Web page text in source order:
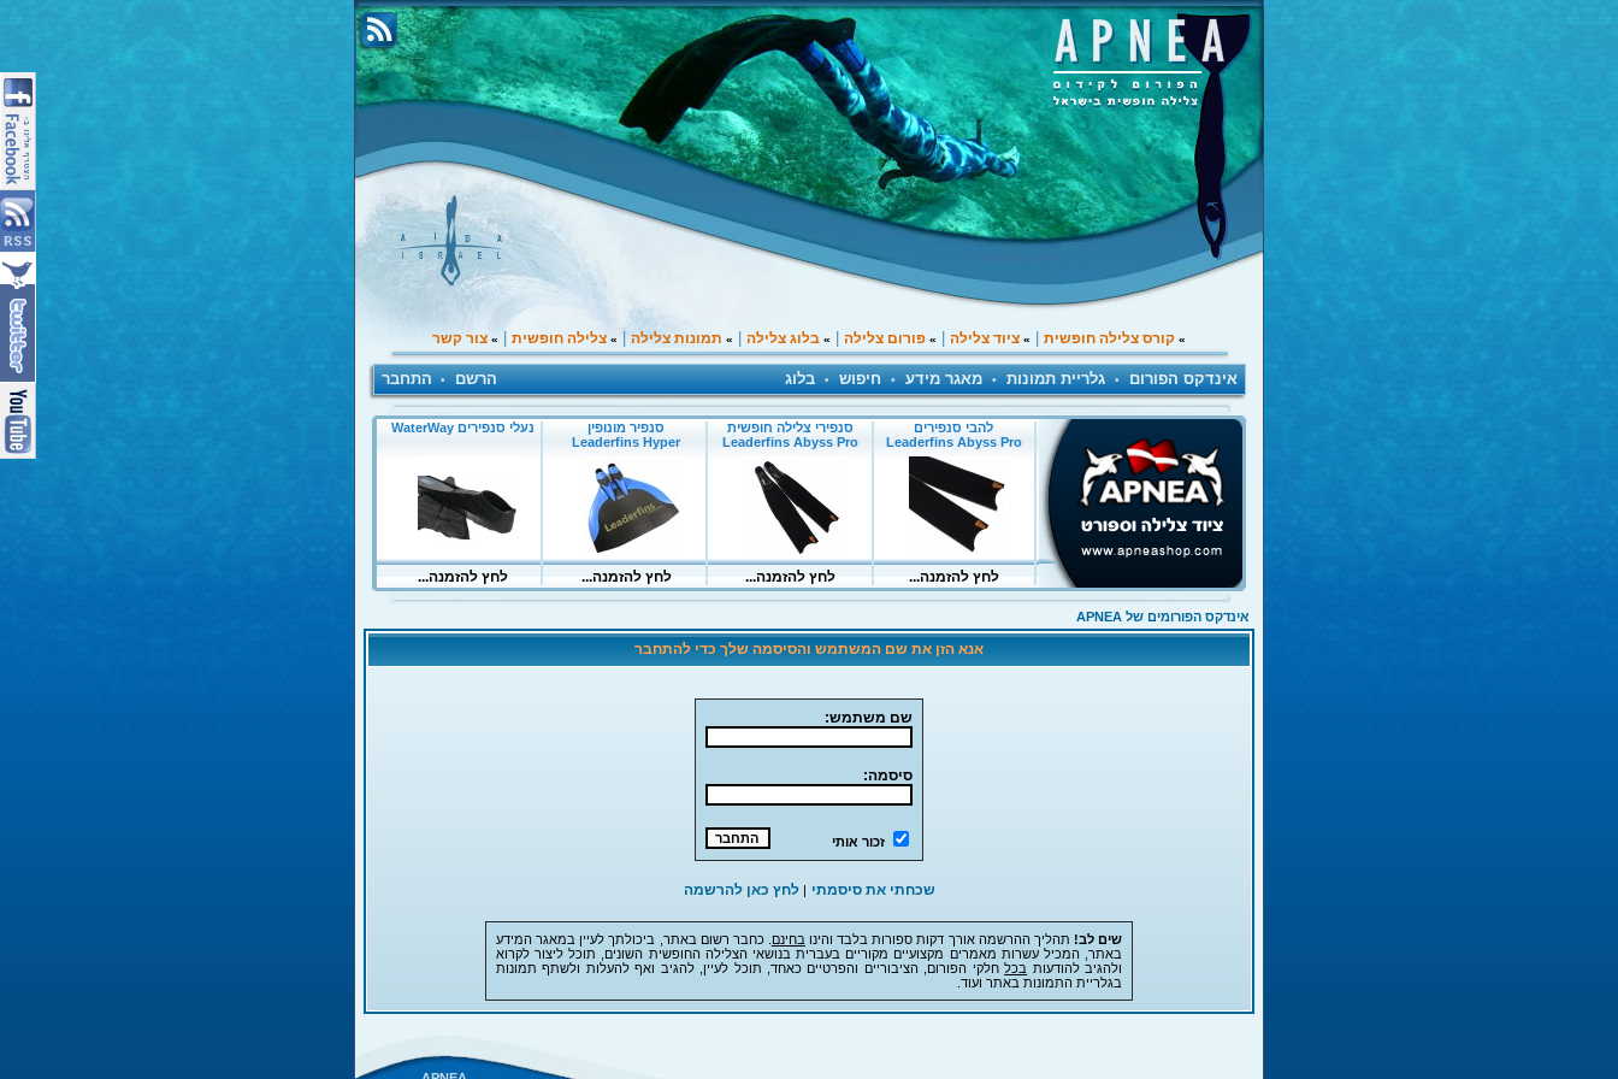
» קורס צלילה חופשית » ציוד צלילה » פורום צלילה » בלוג צלילה » תמונות צלילה » צלילה חופשית » צור קשר
אינדקס הפורום • גלריית תמונות • מאגר מידע • חיפוש • בלוג הרשם • התחבר
אינדקס הפורומים של APNEA
אנא הזן את שם המשתמש והסיסמה שלך כדי להתחבר
שם משתמש:
סיסמה:
זכור אותי
שכחתי את סיסמתי |לחץ כאן להרשמה
שים לב! תהליך ההרשמה אורך דקות ספורות בלבד והינו בחינם . כחבר רשום באתר, ביכולתך לעיין במאגר המידע
באתר, המכיל עשרות מאמרים מקצועיים מקוריים בעברית בנושאי הצלילה החופשית השונים, תוכל ליצור לקרוא
ולהגיב להודעות בכלחלקי הפורום, הציבוריים והפרטיים כאחד, תוכל לעיין, להגיב ואף להעלות ולשתף תמונות
בגלריית התמונות באתר ועוד.